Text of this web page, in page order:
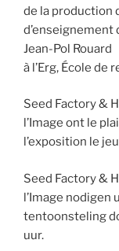
de la production
d’enseignement
Jean-Pol Rouard
à l’Erg, École de
Seed Factory &
l’Image ont le
l’exposition le
Seed Factory &
l’Image nodigen
tentoonsteling
uur.